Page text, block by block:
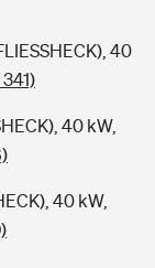
40
40 kW,
40 kW,